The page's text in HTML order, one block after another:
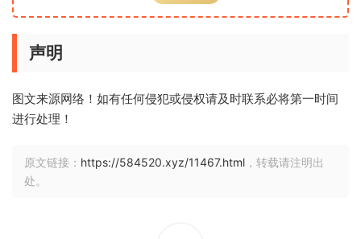
声明
图文来源网络！如有任何侵犯或侵权请及时联系必将第一时间
进行处理！
原文链接： https://584520.xyz/11467.html ，转载请注明出
处。